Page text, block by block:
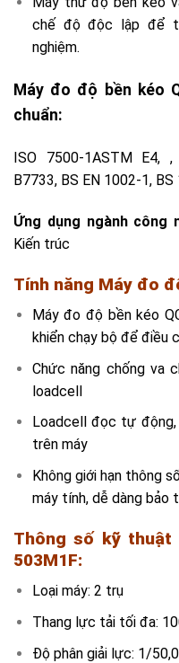
chế độ độc lập để
nghiệm.
Máy đo độ bền kéo
chuẩn:
ISO 7500-1ASTM E4,
B7733, BS EN 1002-1,
Ứng dụng ngành công
Kiến trúc
Tính năng Máy đo
Máy đo độ bền kéo
khiển chạy bộ để điều
Chức năng chống va
loadcell
Loadcell đọc tự
trên máy
Không giới hạn thông
máy tính, dễ dàng bảo
Thông số kỹ thuật
503M1F:
Loại máy: 2 trụ
Thang lực tải tối đa:
Độ phân giải lực: 1/